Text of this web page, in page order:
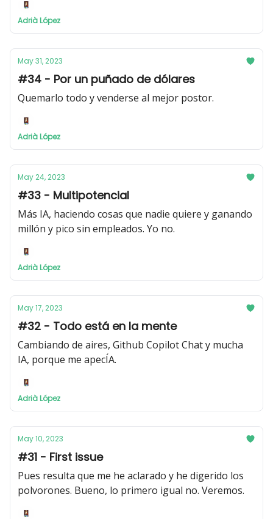
Adrià López
May 31, 2023
#34 - Por un puñado de dólares
Quemarlo todo y venderse al mejor postor.
Adrià López
May 24, 2023
#33 - Multipotencial
Más IA, haciendo cosas que nadie quiere y ganando
millón y pico sin empleados. Yo no.
Adrià López
May 17, 2023
#32 - Todo está en la mente
Cambiando de aires, Github Copilot Chat y mucha
IA, porque me apecÍA.
Adrià López
May 10, 2023
#31 - First issue
Pues resulta que me he aclarado y he digerido los
polvorones. Bueno, lo primero igual no. Veremos.